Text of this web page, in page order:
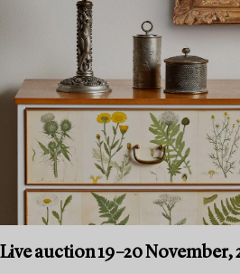
Live auction 19–20 November,